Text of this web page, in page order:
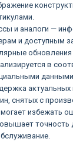
и аналоги —
и доступным
в
актуальных
снятых с
избежать
точность